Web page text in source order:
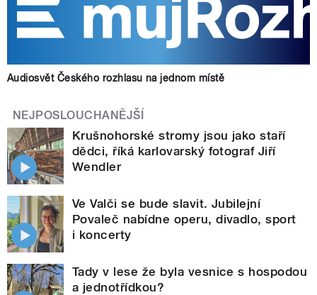
Audiosvět Českého rozhlasu na jednom místě
NEJPOSLOUCHANĚJŠÍ
Krušnohorské stromy jsou jako staří
dědci, říká karlovarský fotograf Jiří
Wendler
Ve Valči se bude slavit. Jubilejní
Povaleč nabídne operu, divadlo, sport
i koncerty
Tady v lese že byla vesnice s hospodou
a jednotřídkou?